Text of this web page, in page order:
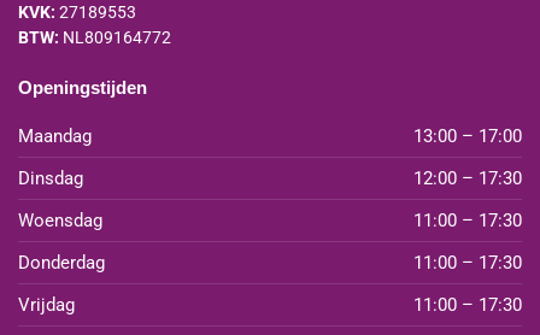
KVK: 27189553
BTW: NL809164772
Openingstijden
Maandag
13:00 – 17:00
Dinsdag
12:00 – 17:30
Woensdag
11:00 – 17:30
Donderdag
11:00 – 17:30
Vrijdag
11:00 – 17:30